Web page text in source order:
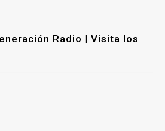
Radio | Visita los